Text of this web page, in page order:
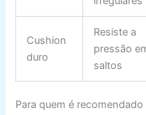
Cushion
duro
Resiste a
pressão
saltos
Para quem é